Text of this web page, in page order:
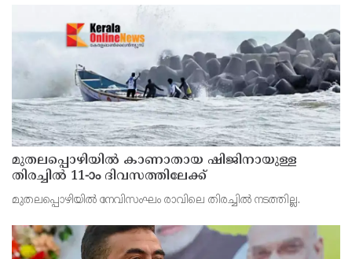
മുതലപ്പൊഴിയില്‍ കാണാതായ ഷിജിനായുള്ള
തിരച്ചില്‍ 11-ാം ദിവസത്തിലേക്ക്
മുതലപ്പൊഴിയില്‍ നേവിസംഘം രാവിലെ തിരച്ചില്‍ നടത്തില്ല.